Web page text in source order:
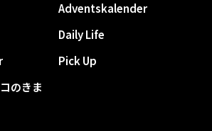
Adventskalender
Daily Life
Pick Up
のきま